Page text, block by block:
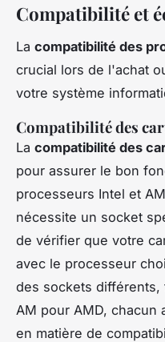
Compatibilité et
La compatibilité des
crucial lors de l'achat
votre système
Compatibilité des
La compatibilité des
pour assurer le bon
processeurs Intel et
nécessite un socket
de vérifier que votre
avec le processeur
des sockets différents,
AM pour AMD, chacun
en matière de